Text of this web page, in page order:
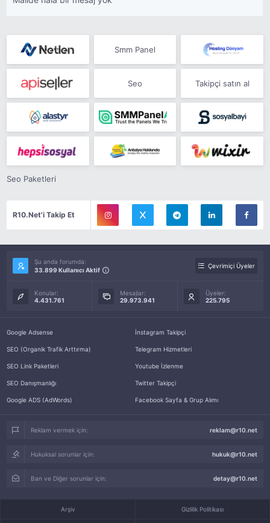
Smm Panel
Seo Takipçi satın al
Seo Paketleri
R10.Net'i Takip Et
Şu anda forumda:
33.899 Kullanıcı Aktif
Çevrimiçi Üyeler
Konular:
4.431.761
Mesajlar:
29.973.941
Üyeler:
225.795
Google Adsense
SEO (Organik Trafik Arttırma)
SEO Link Paketleri
SEO Danışmanlığı
Google ADS (AdWords)
İnstagram Takipçi
Telegram Hizmetleri
Youtube İzlenme
Twitter Takipçi
Facebook Sayfa & Grup Alımı
Reklam vermek için: reklam@r10.net
Hukuksal sorunlar için: hukuk@r10.net
Ban ve Diğer sorunlar için: detay@r10.net
Arşiv Gizlilik Politikası